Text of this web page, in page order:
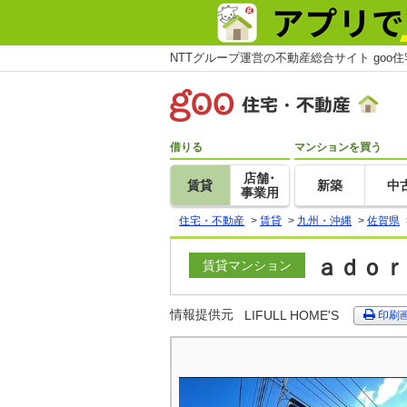
NTTグループ運営の不動産総合サイト goo
借りる
賃貸
店舗･
事業用
マンションを買う
新築 中
住宅・不動産 > 賃貸 > 九州・沖縄 > 佐賀県
賃貸マンション ａｄｏ
情報提供元 LIFULL HOME'S 印刷